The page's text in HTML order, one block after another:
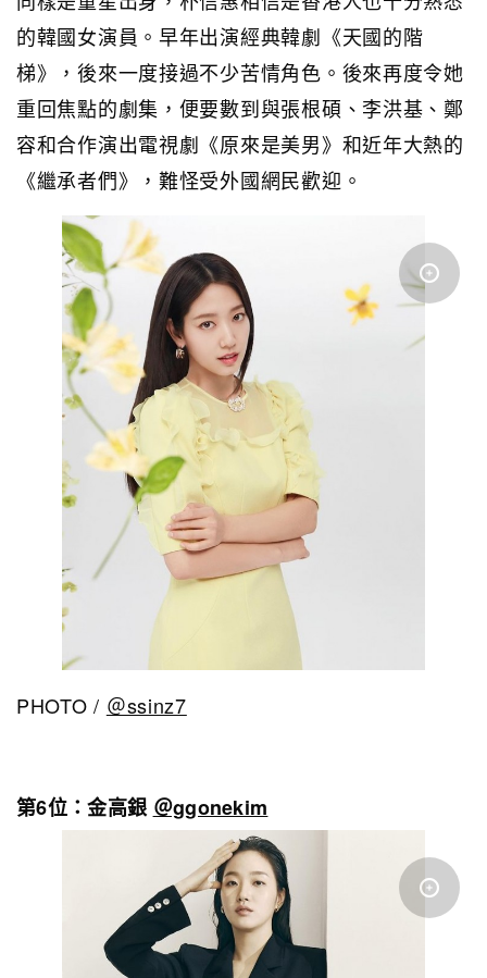
的韓國女演員。早年出演經典韓劇《天國的階
梯》，後來一度接過不少苦情角色。後來再度令她
重回焦點的劇集，便要數到與張根碩、李洪基、鄭
容和合作演出電視劇《原來是美男》和近年大熱的
《繼承者們》，難怪受外國網民歡迎。
PHOTO / ＠ssinz7
第6位：金高銀 ＠ggonekim